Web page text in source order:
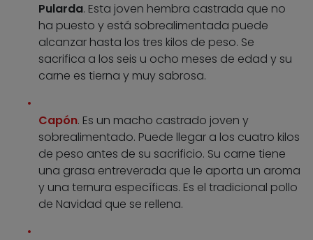
Pularda. Esta joven hembra castrada que no
ha puesto y está sobrealimentada puede
alcanzar hasta los tres kilos de peso. Se
sacrifica a los seis u ocho meses de edad y su
carne es tierna y muy sabrosa.
Capón. Es un macho castrado joven y
sobrealimentado. Puede llegar a los cuatro kilos
de peso antes de su sacrificio. Su carne tiene
una grasa entreverada que le aporta un aroma
y una ternura específicas. Es el tradicional pollo
de Navidad que se rellena.